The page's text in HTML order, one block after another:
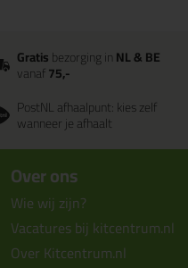
Gratisbezorging inNL & BE
vanaf75,-
PostNL afhaalpunt: kies zelf
wanneer je afhaalt
Over ons
Wie wij zijn?
Vacatures bij kitcentrum.nl
Over Kitcentrum.nl